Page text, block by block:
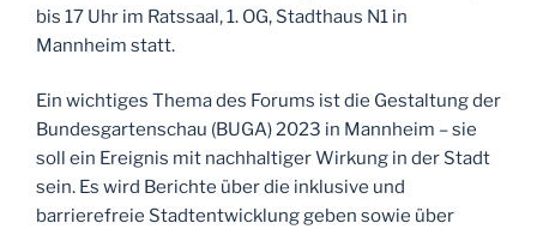
bis 17 Uhr im Ratssaal, 1. OG, Stadthaus N1 in
Mannheim statt.
Ein wichtiges Thema des Forums ist die Gestaltung der
Bundesgartenschau (BUGA) 2023 in Mannheim – sie
soll ein Ereignis mit nachhaltiger Wirkung in der Stadt
sein. Es wird Berichte über die inklusive und
barrierefreie Stadtentwicklung geben sowie über